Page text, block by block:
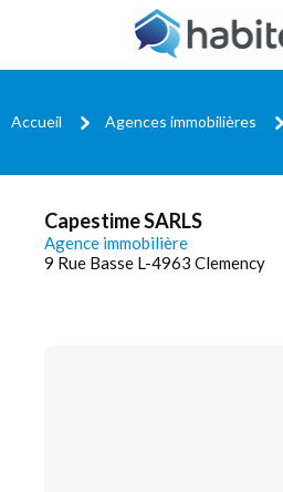
Accueil Agences immobilières
Capestime SARLS
Agence immobilière
9 Rue Basse L-4963 Clemency